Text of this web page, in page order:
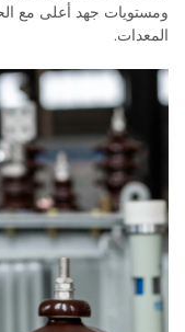
ومستويات جهد أعلى مع
المعدات.